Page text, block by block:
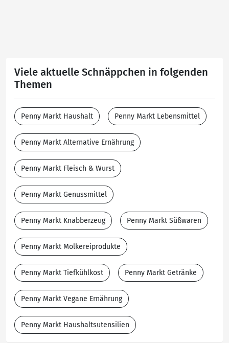
Viele aktuelle Schnäppchen in folgenden
Themen
Penny Markt Haushalt Penny Markt Lebensmittel
Penny Markt Alternative Ernährung
Penny Markt Fleisch & Wurst
Penny Markt Genussmittel
Penny Markt Knabberzeug Penny Markt Süßwaren
Penny Markt Molkereiprodukte
Penny Markt Tiefkühlkost Penny Markt Getränke
Penny Markt Vegane Ernährung
Penny Markt Haushaltsutensilien